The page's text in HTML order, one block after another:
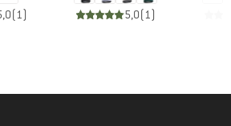
( 1) 5,0( 1)